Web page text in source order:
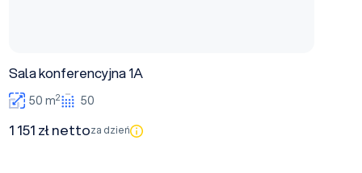
Sala konferencyjna 1A
50 m2 50
1 151 zł nettoza dzień